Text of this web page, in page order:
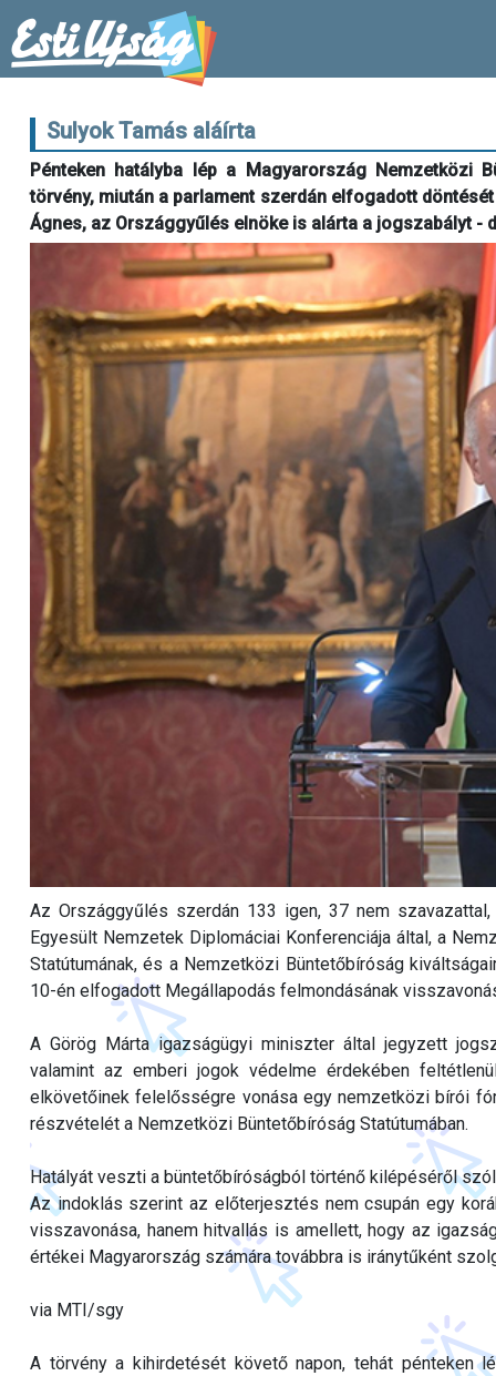
Sulyok Tamás aláírta
Pénteken hatályba lép a Magyarország Nemzetközi
törvény, miután a parlament szerdán elfogadott
Ágnes, az Országgyűlés elnöke is alárta a jogszabályt
Az Országgyűlés szerdán 133 igen, 37 nem
Egyesült Nemzetek Diplomáciai Konferenciája által, a
Statútumának, és a Nemzetközi Büntetőbíróság
10-én elfogadott Megállapodás felmondásának
A Görög Márta igazságügyi miniszter által jegyzett
valamint az emberi jogok védelme érdekében
elkövetőinek felelősségre vonása egy nemzetközi bírói
részvételét a Nemzetközi Büntetőbíróság Statútumában.
Hatályát veszti a büntetőbíróságból történő kilépéséről
Az indoklás szerint az előterjesztés nem csupán egy
visszavonása, hanem hitvallás is amellett, hogy az
értékei Magyarország számára továbbra is iránytűként
via MTI/sgy
A törvény a kihirdetését követő napon, tehát pénteken